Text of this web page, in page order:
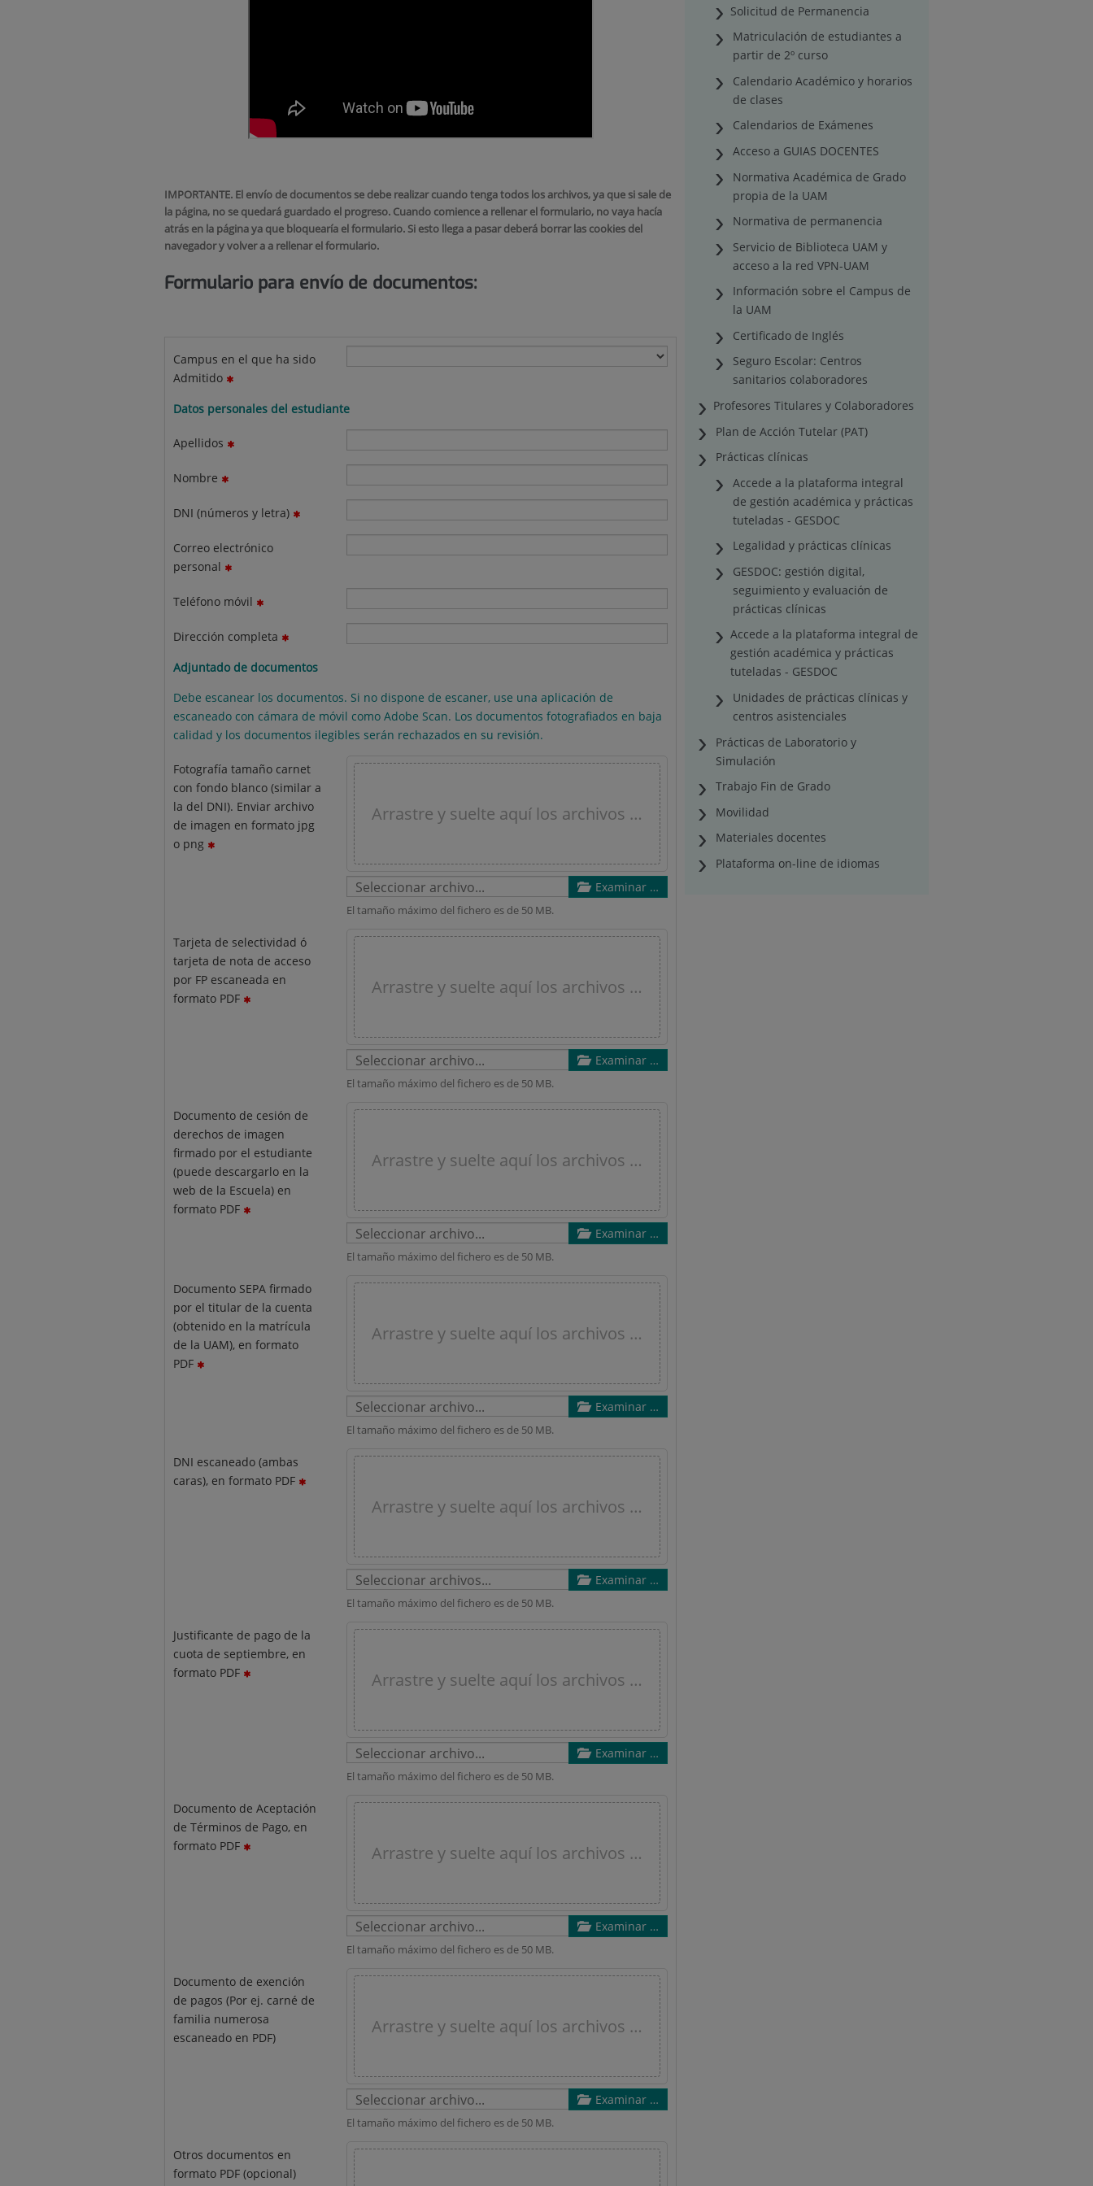
IMPORTANTE. El envío de documentos se debe realizar cuando tenga todos los archivos, ya que si sale de
la página, no se quedará guardado el progreso. Cuando comience a rellenar el formulario, no vaya hacía
atrás en la página ya que bloquearía el formulario. Si esto llega a pasar deberá borrar las cookies del
navegador y volver a a rellenar el formulario.
Formulario para envío de documentos:
Campus en el que ha sido
Admitido
Datos personales del estudiante
Apellidos
Nombre
DNI (números y letra)
Correo electrónico
personal
Teléfono móvil
Dirección completa
Adjuntado de documentos
Debe escanear los documentos. Si no dispone de escaner, use una aplicación de
escaneado con cámara de móvil como Adobe Scan. Los documentos fotografiados en baja
calidad y los documentos ilegibles serán rechazados en su revisión.
Fotografía tamaño carnet
con fondo blanco (similar a
la del DNI). Enviar archivo
de imagen en formato jpg
o png
Arrastre y suelte aquí los archivos …
Examinar …
El tamaño máximo del fichero es de 50 MB.
Tarjeta de selectividad ó
tarjeta de nota de acceso
por FP escaneada en
formato PDF
Arrastre y suelte aquí los archivos …
Examinar …
El tamaño máximo del fichero es de 50 MB.
Documento de cesión de
derechos de imagen
firmado por el estudiante
(puede descargarlo en la
web de la Escuela) en
formato PDF
Arrastre y suelte aquí los archivos …
Examinar …
El tamaño máximo del fichero es de 50 MB.
Documento SEPA firmado
por el titular de la cuenta
(obtenido en la matrícula
de la UAM), en formato
PDF
Arrastre y suelte aquí los archivos …
Examinar …
El tamaño máximo del fichero es de 50 MB.
DNI escaneado (ambas
caras), en formato PDF
Arrastre y suelte aquí los archivos …
Examinar …
El tamaño máximo del fichero es de 50 MB.
Justificante de pago de la
cuota de septiembre, en
formato PDF
Arrastre y suelte aquí los archivos …
Examinar …
El tamaño máximo del fichero es de 50 MB.
Documento de Aceptación
de Términos de Pago, en
formato PDF
Arrastre y suelte aquí los archivos …
Examinar …
El tamaño máximo del fichero es de 50 MB.
Documento de exención
de pagos (Por ej. carné de
familia numerosa
escaneado en PDF)
Arrastre y suelte aquí los archivos …
Examinar …
El tamaño máximo del fichero es de 50 MB.
Otros documentos en
formato PDF (opcional)
Solicitud de Permanencia
Matriculación de estudiantes a
partir de 2º curso
Calendario Académico y horarios
de clases
Calendarios de Exámenes
Acceso a GUIAS DOCENTES
Normativa Académica de Grado
propia de la UAM
Normativa de permanencia
Servicio de Biblioteca UAM y
acceso a la red VPN-UAM
Información sobre el Campus de
la UAM
Certificado de Inglés
Seguro Escolar: Centros
sanitarios colaboradores
Profesores Titulares y Colaboradores
Plan de Acción Tutelar (PAT)
Prácticas clínicas
Accede a la plataforma integral
de gestión académica y prácticas
tuteladas - GESDOC
Legalidad y prácticas clínicas
GESDOC: gestión digital,
seguimiento y evaluación de
prácticas clínicas
Accede a la plataforma integral de
gestión académica y prácticas
tuteladas - GESDOC
Unidades de prácticas clínicas y
centros asistenciales
Prácticas de Laboratorio y
Simulación
Trabajo Fin de Grado
Movilidad
Materiales docentes
Plataforma on-line de idiomas